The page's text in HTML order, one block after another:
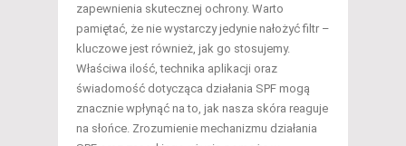
zapewnienia skutecznej ochrony. Warto
pamiętać, że nie wystarczy jedynie nałożyć filtr –
kluczowe jest również, jak go stosujemy.
Właściwa ilość, technika aplikacji oraz
świadomość dotycząca działania SPF mogą
znacznie wpłynąć na to, jak nasza skóra reaguje
na słońce. Zrozumienie mechanizmu działania